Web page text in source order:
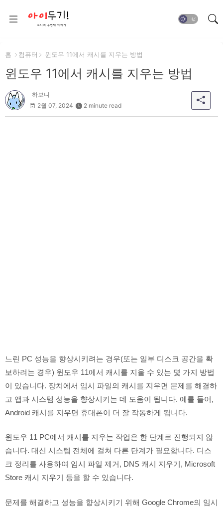
홈 컴퓨터 윈도우 11에서 캐시를 지우는 방법
윈도우 11에서 캐시를 지우는 방법
하보니
2월 07, 2024
2 minute read
느린 PC 성능을 향상시키려는 경우(또는 일부 디스크 공간을 확
보하려는 경우) 윈도우 11에서 캐시를 지울 수 있는 몇 가지 방법
이 있습니다. 장치에서 임시 파일의 캐시를 지우면 문제를 해결하
고 앱과 시스템 성능을 향상시키는 데 도움이 됩니다. 예를 들어,
Android 캐시를 지우면 휴대폰이 더 잘 작동하게 됩니다.
윈도우 11 PC에서 캐시를 지우는 작업은 한 단계로 진행되지 않
습니다. 대신 시스템 전체에 걸쳐 다른 단계가 필요합니다. 디스
크 정리를 사용하여 임시 파일 제거, DNS 캐시 지우기, Microsoft
Store 캐시 지우기 등을 할 수 있습니다.
문제를 해결하고 성능을 향상시키기 위해 Google Chrome의 임시